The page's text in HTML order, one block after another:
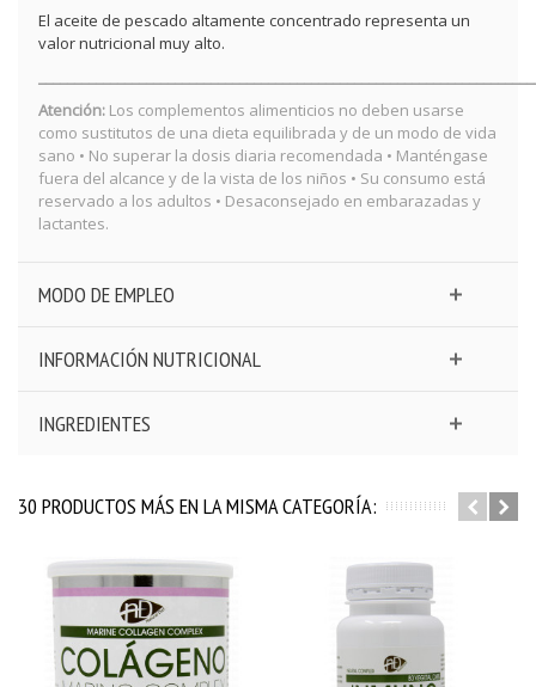
El aceite de pescado altamente concentrado representa un
valor nutricional muy alto.
Atención: Los complementos alimenticios no deben usarse
como sustitutos de una dieta equilibrada y de un modo de vida
sano • No superar la dosis diaria recomendada • Manténgase
fuera del alcance y de la vista de los niños • Su consumo está
reservado a los adultos • Desaconsejado en embarazadas y
lactantes.
MODO DE EMPLEO
INFORMACIÓN NUTRICIONAL
INGREDIENTES
30 PRODUCTOS MÁS EN LA MISMA CATEGORÍA: